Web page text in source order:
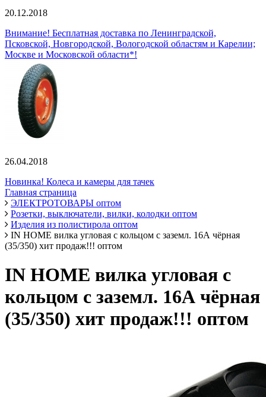
20.12.2018
Внимание! Бесплатная доставка по Ленинградской,
Псковской, Новгородской, Вологодской областям и Карелии;
Москве и Московской области*!
26.04.2018
Новинка! Колеса и камеры для тачек
Главная страница
ЭЛЕКТРОТОВАРЫ оптом
Розетки, выключатели, вилки, колодки оптом
Изделия из полистирола оптом
IN HOME вилка угловая с кольцом с заземл. 16А чёрная
(35/350) хит продаж!!! оптом
IN HOME вилка угловая с
кольцом с заземл. 16А чёрная
(35/350) хит продаж!!! оптом